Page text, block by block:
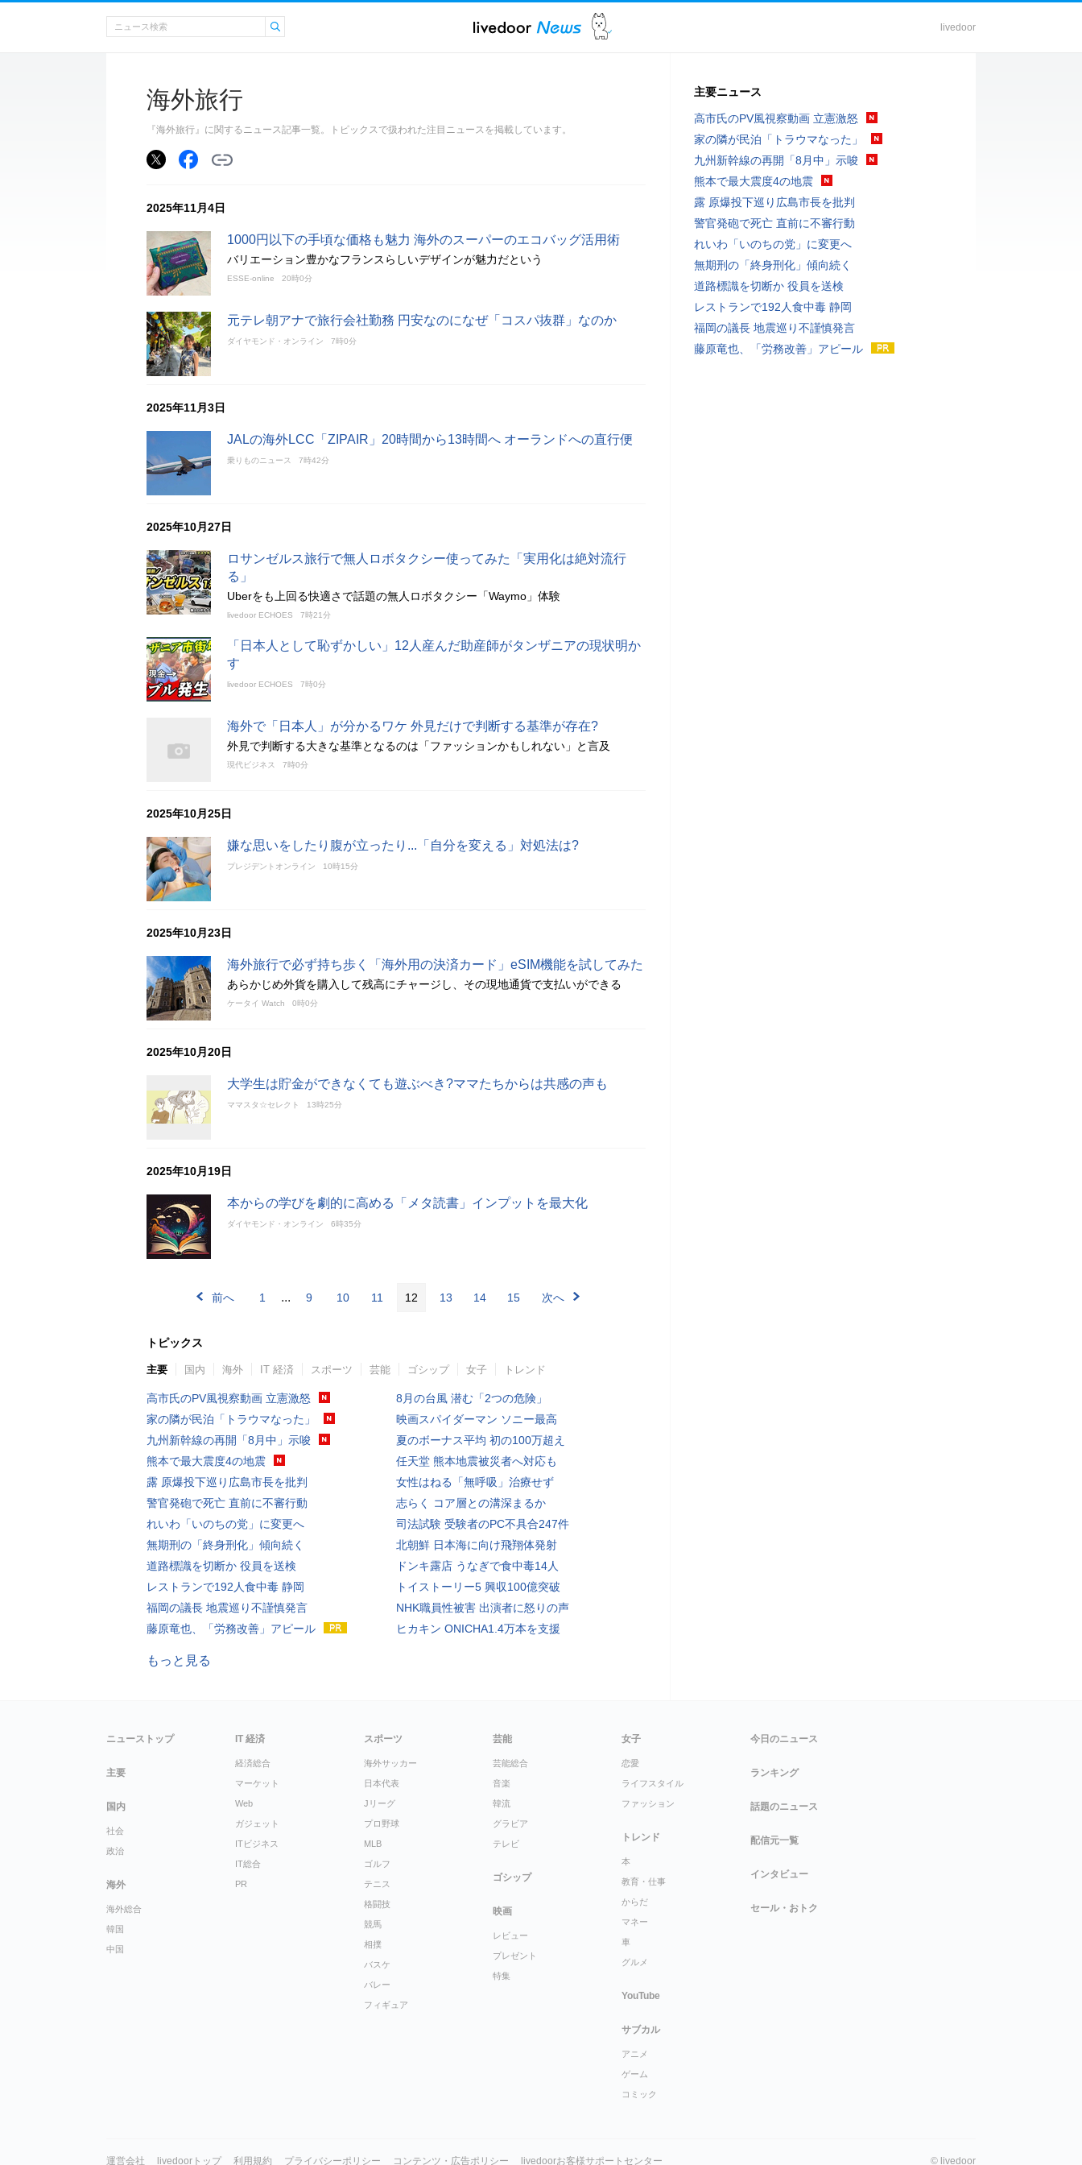
livedoor
海外旅行
『海外旅行』に関するニュース記事一覧。トピックスで扱われた注目ニュースを掲載しています。
2025年11月4日
1000円以下の手頃な価格も魅力 海外のスーパーのエコバッグ活用術
バリエーション豊かなフランスらしいデザインが魅力だという
ESSE-online 20時0分
元テレ朝アナで旅行会社勤務 円安なのになぜ「コスパ抜群」なのか
ダイヤモンド・オンライン 7時0分
2025年11月3日
JALの海外LCC「ZIPAIR」20時間から13時間へ オーランドへの直行便
乗りものニュース 7時42分
2025年10月27日
ロサンゼルス旅行で無人ロボタクシー使ってみた「実用化は絶対流行
る」
Uberをも上回る快適さで話題の無人ロボタクシー「Waymo」体験
livedoor ECHOES 7時21分
「日本人として恥ずかしい」12人産んだ助産師がタンザニアの現状明か
す
livedoor ECHOES 7時0分
海外で「日本人」が分かるワケ 外見だけで判断する基準が存在?
外見で判断する大きな基準となるのは「ファッションかもしれない」と言及
現代ビジネス 7時0分
2025年10月25日
嫌な思いをしたり腹が立ったり...「自分を変える」対処法は?
プレジデントオンライン 10時15分
2025年10月23日
海外旅行で必ず持ち歩く「海外用の決済カード」eSIM機能を試してみた
あらかじめ外貨を購入して残高にチャージし、その現地通貨で支払いができる
ケータイ Watch 0時0分
2025年10月20日
大学生は貯金ができなくても遊ぶべき?ママたちからは共感の声も
ママスタ☆セレクト 13時25分
2025年10月19日
本からの学びを劇的に高める「メタ読書」インプットを最大化
ダイヤモンド・オンライン 6時35分
前へ 1 ... 9 10 11 12 13 14 15 次へ
トピックス
主要 国内 海外 IT 経済 スポーツ 芸能 ゴシップ 女子 トレンド
高市氏のPV風視察動画 立憲激怒
家の隣が民泊「トラウマなった」
九州新幹線の再開「8月中」示唆
熊本で最大震度4の地震
露 原爆投下巡り広島市長を批判
警官発砲で死亡 直前に不審行動
れいわ「いのちの党」に変更へ
無期刑の「終身刑化」傾向続く
道路標識を切断か 役員を送検
レストランで192人食中毒 静岡
福岡の議長 地震巡り不謹慎発言
藤原竜也、「労務改善」アピール
8月の台風 潜む「2つの危険」
映画スパイダーマン ソニー最高
夏のボーナス平均 初の100万超え
任天堂 熊本地震被災者へ対応も
女性はねる「無呼吸」治療せず
志らく コア層との溝深まるか
司法試験 受験者のPC不具合247件
北朝鮮 日本海に向け飛翔体発射
ドンキ露店 うなぎで食中毒14人
トイストーリー5 興収100億突破
NHK職員性被害 出演者に怒りの声
ヒカキン ONICHA1.4万本を支援
もっと見る
主要ニュース
高市氏のPV風視察動画 立憲激怒
家の隣が民泊「トラウマなった」
九州新幹線の再開「8月中」示唆
熊本で最大震度4の地震
露 原爆投下巡り広島市長を批判
警官発砲で死亡 直前に不審行動
れいわ「いのちの党」に変更へ
無期刑の「終身刑化」傾向続く
道路標識を切断か 役員を送検
レストランで192人食中毒 静岡
福岡の議長 地震巡り不謹慎発言
藤原竜也、「労務改善」アピール
ニューストップ
主要
国内
社会
政治
海外
海外総合
韓国
中国
IT 経済
経済総合
マーケット
Web
ガジェット
ITビジネス
IT総合
PR
スポーツ
海外サッカー
日本代表
Jリーグ
プロ野球
MLB
ゴルフ
テニス
格闘技
競馬
相撲
バスケ
バレー
フィギュア
芸能
芸能総合
音楽
韓流
グラビア
テレビ
ゴシップ
映画
レビュー
プレゼント
特集
女子
恋愛
ライフスタイル
ファッション
トレンド
本
教育・仕事
からだ
マネー
車
グルメ
YouTube
サブカル
アニメ
ゲーム
コミック
今日のニュース
ランキング
話題のニュース
配信元一覧
インタビュー
セール・おトク
運営会社 livedoorトップ 利用規約 プライバシーポリシー コンテンツ・広告ポリシー livedoorお客様サポートセンター © livedoor